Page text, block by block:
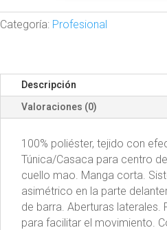
cantidad
Categoría: Profesional
Descripción
Valoraciones (0)
100% poliéster, tejido con
Túnica/Casaca para centro
cuello mao. Manga corta.
asimétrico en la parte
de barra. Aberturas laterales.
para facilitar el movimiento.